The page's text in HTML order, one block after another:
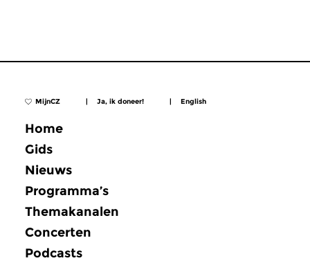
MijnCZ | Ja, ik doneer! | English
Home
Gids
Nieuws
Programma’s
Themakanalen
Concerten
Podcasts